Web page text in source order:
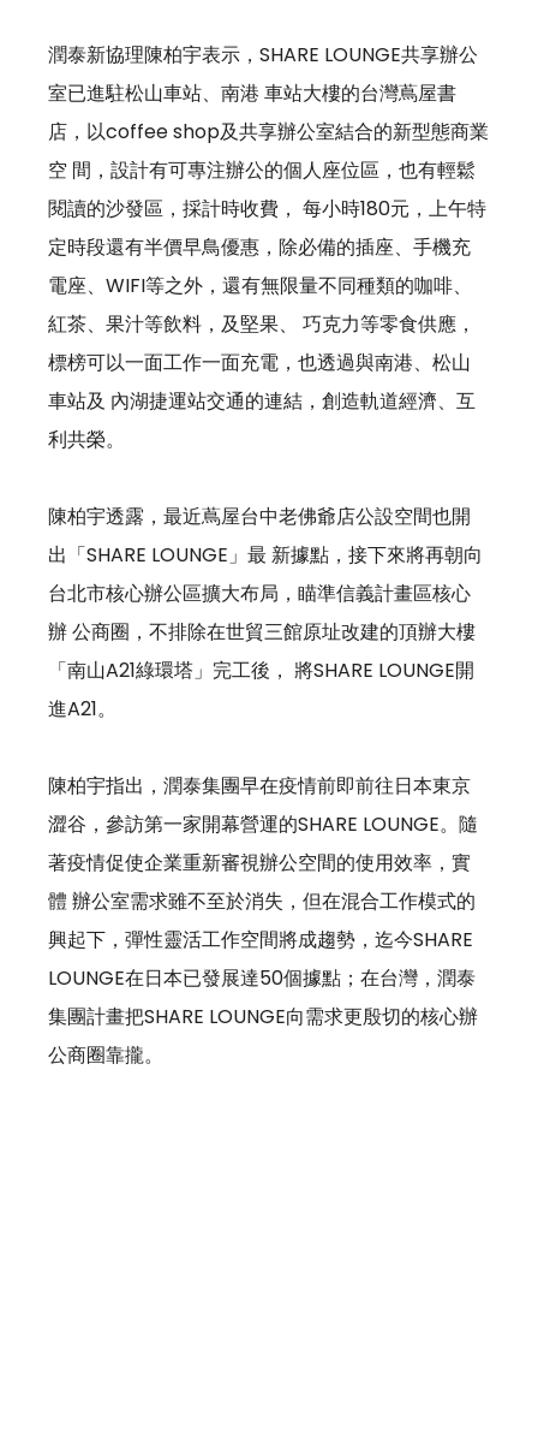
潤泰新協理陳柏宇表示，SHARE LOUNGE共享辦公
室已進駐松山車站、南港 車站大樓的台灣蔦屋書
店，以coffee shop及共享辦公室結合的新型態商業
空 間，設計有可專注辦公的個人座位區，也有輕鬆
閱讀的沙發區，採計時收費， 每小時180元，上午特
定時段還有半價早鳥優惠，除必備的插座、手機充
電座、WIFI等之外，還有無限量不同種類的咖啡、
紅茶、果汁等飲料，及堅果、 巧克力等零食供應，
標榜可以一面工作一面充電，也透過與南港、松山
車站及 內湖捷運站交通的連結，創造軌道經濟、互
利共榮。
陳柏宇透露，最近蔦屋台中老佛爺店公設空間也開
出「SHARE LOUNGE」最 新據點，接下來將再朝向
台北市核心辦公區擴大布局，瞄準信義計畫區核心
辦 公商圈，不排除在世貿三館原址改建的頂辦大樓
「南山A21綠環塔」完工後， 將SHARE LOUNGE開
進A21。
陳柏宇指出，潤泰集團早在疫情前即前往日本東京
澀谷，參訪第一家開幕營運的SHARE LOUNGE。隨
著疫情促使企業重新審視辦公空間的使用效率，實
體 辦公室需求雖不至於消失，但在混合工作模式的
興起下，彈性靈活工作空間將成趨勢，迄今SHARE
LOUNGE在日本已發展達50個據點；在台灣，潤泰
集團計畫把SHARE LOUNGE向需求更殷切的核心辦
公商圈靠攏。